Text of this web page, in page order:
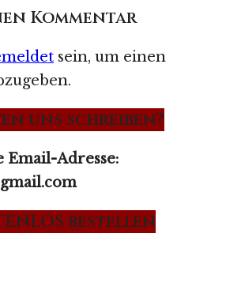
Kommentar
sein, um einen
uns schreiben?
Email-Adresse:
bestellen